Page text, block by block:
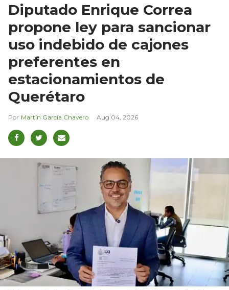
Diputado Enrique Correa
propone ley para sancionar
uso indebido de cajones
preferentes en
estacionamientos de
Querétaro
Martín García Chavero Aug 04, 2026